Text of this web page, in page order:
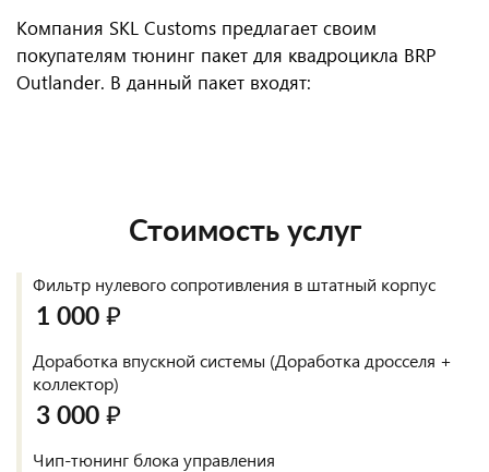
Компания SKL Customs предлагает своим
покупателям тюнинг пакет для квадроцикла BRP
Outlander. В данный пакет входят:
Стоимость услуг
Фильтр нулевого сопротивления в штатный корпус
1 000 ₽
Доработка впускной системы (Доработка дросселя +
коллектор)
3 000 ₽
Чип-тюнинг блока управления